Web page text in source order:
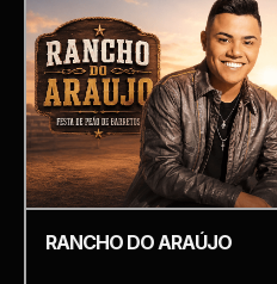
RANCHO DO ARAÚJO